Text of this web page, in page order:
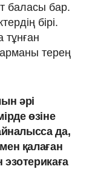
баласы бар.
бірі.
терең
әрі
өзіне
да,
қалаған